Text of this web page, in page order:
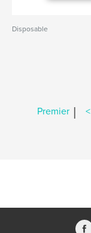
Disposable
Premier |